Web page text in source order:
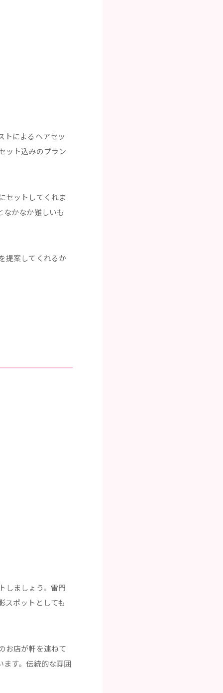
トによるヘアセッ
ット込みのプラン
セットしてくれま
なかなか難しいも
提案してくれるか
しましょう。雷門
スポットとしても
お店が軒を連ねて
ます。伝統的な雰囲